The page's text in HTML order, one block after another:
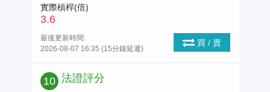
實際槓桿(倍)
3.6
最後更新時間:
2026-08-07 16:35 (15分鐘延遲)
買 / 賣
10 法證評分